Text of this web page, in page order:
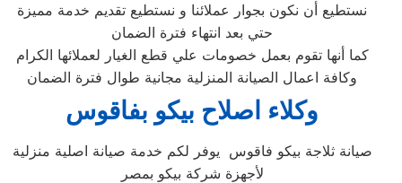
نستطيع أن نكون بجوار عملائنا و نستطيع تقديم خدمة مميزة
حتي بعد انتهاء فترة الضمان
كما أنها تقوم بعمل خصومات علي قطع الغيار لعملائها الكرام
وكافة اعمال الصيانة المنزلية مجانية طوال فترة الضمان
وكلاء اصلاح بيكو بفاقوس
صيانة ثلاجة بيكو فاقوس يوفر لكم خدمة صيانة اصلية منزلية
لأجهزة شركة بيكو بمصر